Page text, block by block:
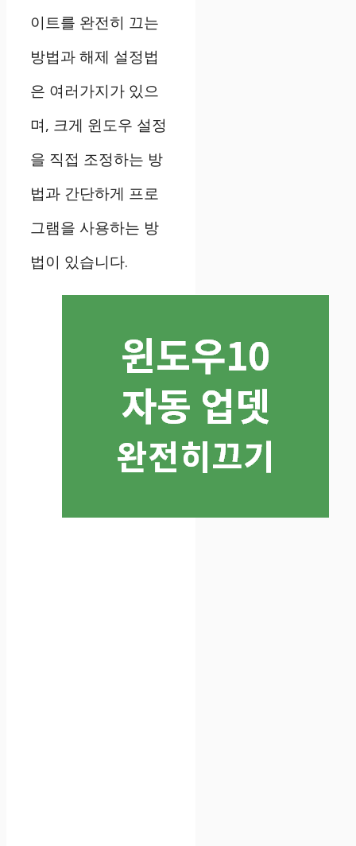
이트를 완전히 끄는
방법과 해제 설정법
은 여러가지가 있으
며, 크게 윈도우 설정
을 직접 조정하는 방
법과 간단하게 프로
그램을 사용하는 방
법이 있습니다.